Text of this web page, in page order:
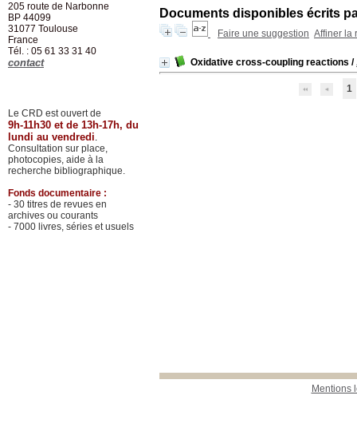
Documents disponibles écrits
Faire une suggestion Affiner la
Oxidative cross-coupling reactions /
1
Mentions
205 route de Narbonne
BP 44099
31077 Toulouse
France
Tél. : 05 61 33 31 40
contact
Le CRD est ouvert de
9h-11h30 et de 13h-17h, du
lundi au vendredi.
Consultation sur place,
photocopies, aide à la
recherche bibliographique.
Fonds documentaire :
- 30 titres de revues en
archives ou courants
- 7000 livres, séries et usuels